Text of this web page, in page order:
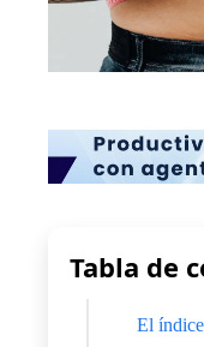
Tabla de
El